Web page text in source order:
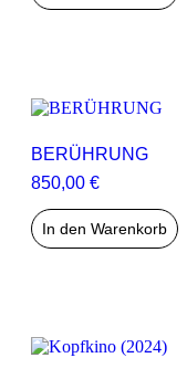
BERÜHRUNG
850,00 €
In den Warenkorb